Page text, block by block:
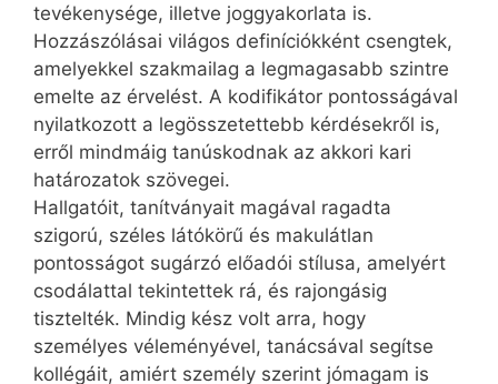
tevékenysége, illetve joggyakorlata is.
Hozzászólásai világos definíciókként csengtek,
amelyekkel szakmailag a legmagasabb szintre
emelte az érvelést. A kodifikátor pontosságával
nyilatkozott a legösszetettebb kérdésekről is,
erről mindmáig tanúskodnak az akkori kari
határozatok szövegei.
Hallgatóit, tanítványait magával ragadta
szigorú, széles látókörű és makulátlan
pontosságot sugárzó előadói stílusa, amelyért
csodálattal tekintettek rá, és rajongásig
tisztelték. Mindig kész volt arra, hogy
személyes véleményével, tanácsával segítse
kollégáit, amiért személy szerint jómagam is